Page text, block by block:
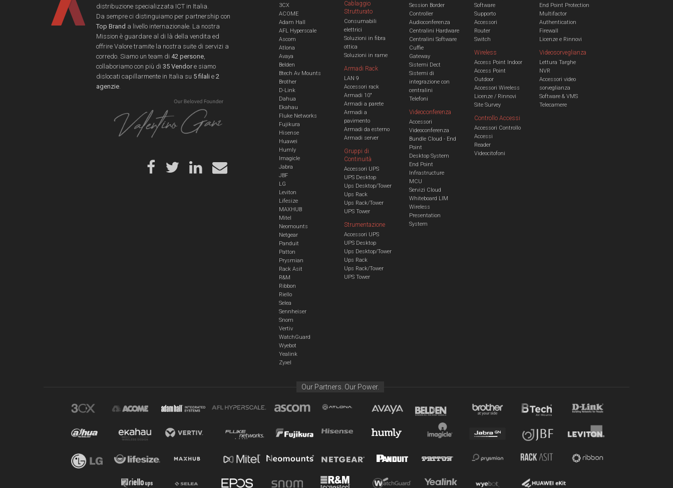
distribuzione specializzata ICT in Italia.
Da sempre ci distinguiamo per partnership con
Top Brand a livello internazionale. La nostra
Mission è guardare al di là della vendita ed
offrire Valore tramite la nostra suite di servizi a
corredo. Siamo un team di 42 persone,
collaboriamo con più di 35 Vendore siamo
dislocati capillarmente in Italia su 5 filali e 2
agenzie.
3CX
ACOME
Adam Hall
AFL Hyperscale
Ascom
Atlona
Avaya
Belden
Btech Av Mounts
Brother
D-Link
Dahua
Ekahau
Fluke Networks
Fujikura
Hisense
Huawei
Humly
Imagicle
Jabra
JBF
LG
Leviton
Lifesize
MAXHUB
Mitel
Neomounts
Netgear
Panduit
Patton
Prysmian
Rack Asit
R&M
Ribbon
Riello
Selea
Sennheiser
Snom
Vertiv
WatchGuard
Wyebot
Yealink
Zyxel
Cablaggio
Strutturato
Consumabili
elettrici
Soluzioni in fibra
ottica
Soluzioni in rame
Armadi Rack
LAN 9
Accessori rack
Armadi 10"
Armadi a parete
Armadi a
pavimento
Armadi da esterno
Armadi server
Gruppi di
Continuità
Accessori UPS
UPS Desktop
Ups Desktop/Tower
Ups Rack
Ups Rack/Tower
UPS Tower
Strumentazione
Accessori UPS
UPS Desktop
Ups Desktop/Tower
Ups Rack
Ups Rack/Tower
UPS Tower
Session Border
Controller
Audioconferenza
Centralini Hardware
Centralini Software
Cuffie
Gateway
Sistemi Dect
Sistemi di
integrazione con
centralini
Telefoni
Videoconferenza
Accessori
Videoconferenza
Bundle Cloud - End
Point
Desktop System
End Point
Infrastructure
MCU
Servizi Cloud
Whiteboard LIM
Wireless
Presentation
System
Software
Supporto
Accessori
Router
Switch
Wireless
Access Point Indoor
Access Point
Outdoor
Accessori Wireless
Licenze / Rinnovi
Site Survey
End Point Protection
Multifactor
Authentication
Firewall
Licenze e Rinnovi
Videosorveglianza
Lettura Targhe
NVR
Accessori video
sorveglianza
Software & VMS
Telecamere
Controllo Accessi
Accessori Controllo
Accessi
Reader
Videocitofoni